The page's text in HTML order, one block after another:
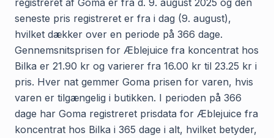
seneste pris registreret er fra i dag (9. august),
hvilket dækker over en periode på 366 dage.
Gennemsnitsprisen for Æblejuice fra koncentrat hos
Bilka er 21.90 kr og varierer fra 16.00 kr til 23.25 kr i
pris. Hver nat gemmer Goma prisen for varen, hvis
varen er tilgængelig i butikken. I perioden på 366
dage har Goma registreret prisdata for Æblejuice fra
koncentrat hos Bilka i 365 dage i alt, hvilket betyder,